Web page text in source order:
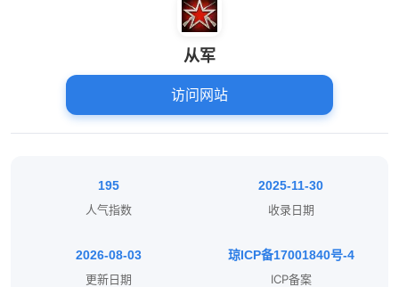
从军
访问网站
195
人气指数
2025-11-30
收录日期
2026-08-03
更新日期
琼ICP备17001840号-4
ICP备案